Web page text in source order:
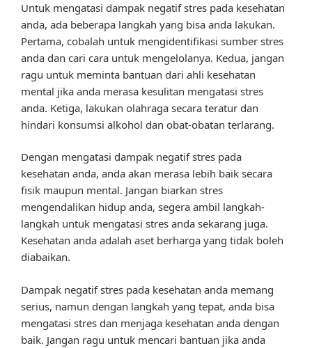
Untuk mengatasi dampak negatif stres pada kesehatan
anda, ada beberapa langkah yang bisa anda lakukan.
Pertama, cobalah untuk mengidentifikasi sumber stres
anda dan cari cara untuk mengelolanya. Kedua, jangan
ragu untuk meminta bantuan dari ahli kesehatan
mental jika anda merasa kesulitan mengatasi stres
anda. Ketiga, lakukan olahraga secara teratur dan
hindari konsumsi alkohol dan obat-obatan terlarang.
Dengan mengatasi dampak negatif stres pada
kesehatan anda, anda akan merasa lebih baik secara
fisik maupun mental. Jangan biarkan stres
mengendalikan hidup anda, segera ambil langkah-
langkah untuk mengatasi stres anda sekarang juga.
Kesehatan anda adalah aset berharga yang tidak boleh
diabaikan.
Dampak negatif stres pada kesehatan anda memang
serius, namun dengan langkah yang tepat, anda bisa
mengatasi stres dan menjaga kesehatan anda dengan
baik. Jangan ragu untuk mencari bantuan jika anda